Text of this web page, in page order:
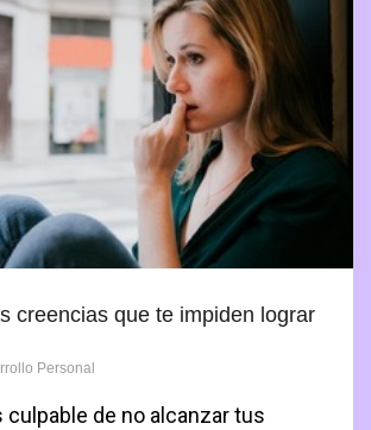
creencias que te impiden lograr
Personal
culpable de no alcanzar tus